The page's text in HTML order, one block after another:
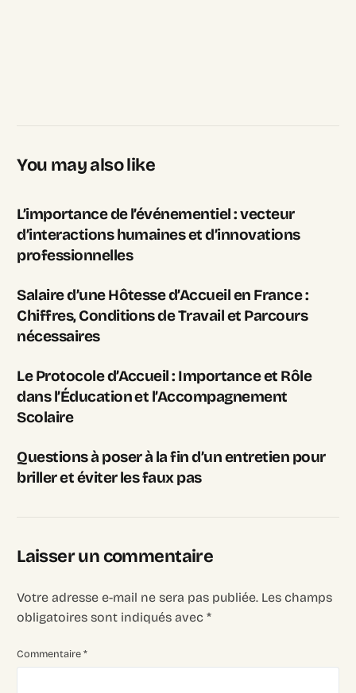
You may also like
L’importance de l’événementiel : vecteur
d’interactions humaines et d’innovations
professionnelles
Salaire d’une Hôtesse d’Accueil en France :
Chiffres, Conditions de Travail et Parcours
nécessaires
Le Protocole d’Accueil : Importance et Rôle
dans l’Éducation et l’Accompagnement
Scolaire
Questions à poser à la fin d’un entretien pour
briller et éviter les faux pas
Laisser un commentaire
Votre adresse e-mail ne sera pas publiée. Les champs
obligatoires sont indiqués avec*
Commentaire*